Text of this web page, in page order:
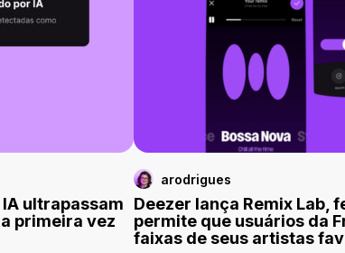
ultrapassam
primeira vez
arodrigues
Deezer lança Remix Lab,
permite que usuários da
faixas de seus artistas